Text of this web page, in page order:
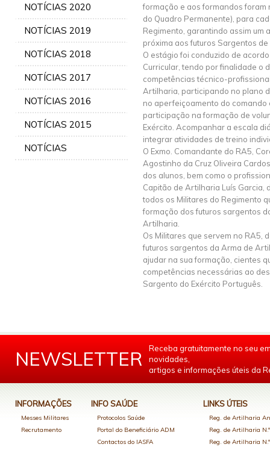
NOTÍCIAS 2020
NOTÍCIAS 2019
NOTÍCIAS 2018
NOTÍCIAS 2017
NOTÍCIAS 2016
NOTÍCIAS 2015
NOTÍCIAS
formação e aos formandos foram
do Quadro Permanente), para
Regimento, garantindo assim um
próxima aos futuros Sargentos
O estágio foi conduzido de
Curricular, tendo por finalidade o
competências técnico-
Artilharia, participando no plano
no aperfeiçoamento do
participação na formação de
Exército. Acompanhar a escala
integrar atividades de treino
O Exmo. Comandante do RA5,
Agostinho da Cruz Oliveira
dos alunos, bem como o
Capitão de Artilharia Luís Garcia,
todos os Militares do Regimento
formação dos futuros sargentos
Artilharia.
Os Militares que servem no RA5,
futuros sargentos da Arma de
ajudar na sua formação, cientes
competências necessárias ao
Sargento do Exército Português.
NEWSLETTER
Receba gratuitamente no seu
novidades,
artigos e informações úteis da
INFORMAÇÕES
Messes Militares
Recrutamento
INFO SAÚDE
Protocolos Saúde
Portal do Beneficiário ADM
Contactos do IASFA
LINKS ÚTEIS
Reg. de Artilharia
Reg. de Artilharia
Reg. de Artilharia